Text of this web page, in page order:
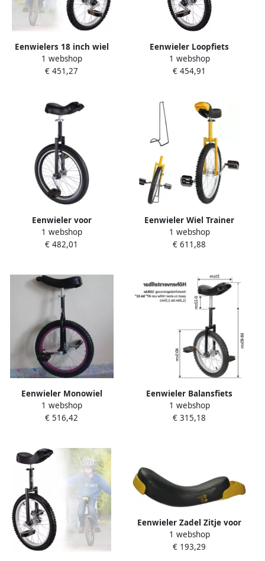
Eenwielers 18 inch wiel
eenwieler for kinderen
antislip wielen bergbanden
fitnessoefening(Black)
1 webshop
€ 451,27
Eenwieler Loopfiets
Buitensport Antislip
bergbanden 18 inch Zwart
1 webshop
€ 454,91
Eenwieler voor
volwassenen Balans fiets
Kracht ontwikkelen
1 webshop
€ 482,01
Eenwieler Wiel Trainer
Balansfiets Oefenfiets
Balans Trainen Verstelbare
1 webshop
€ 611,88
Eenwieler Monowiel
Sportief Evenwicht
Verstelbaar Zadel 16 inch
1 webshop
€ 516,42
Eenwieler Balansfiets
Balans Oefenen Verstelbaar
Zadel 16 Inch Zwart
1 webshop
€ 315,18
Eenwieler Zadel Zitje voor
Unicycle Straatgebruik Met
Gele Greep Zwart
1 webshop
€ 193,29